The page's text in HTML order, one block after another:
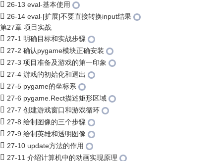
26-13 eval-基本使用
26-14 eval-[扩展]不要直接转换input结果
第27章 项目实战
27-1 明确目标和实战步骤
27-2 确认pygame模块正确安装
27-3 项目准备及游戏的第一印象
27-4 游戏的初始化和退出
27-5 pygame的坐标系
27-6 pygame.Rect描述矩形区域
27-7 创建游戏窗口和游戏循环
27-8 绘制图像的三个步骤
27-9 绘制英雄和透明图像
27-10 update方法的作用
27-11 介绍计算机中的动画实现原理